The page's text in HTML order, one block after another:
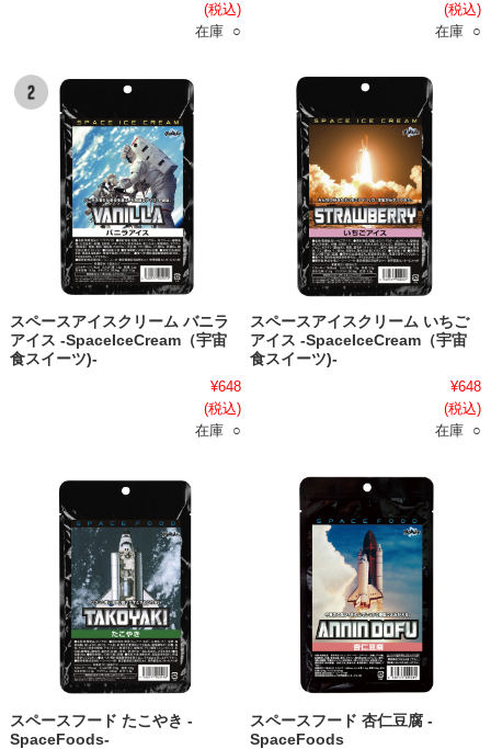
(税込)
在庫 ○
(税込)
在庫 ○
スペースアイスクリーム バニラ
アイス -SpaceIceCream（宇宙
食スイーツ)-
¥648
(税込)
在庫 ○
スペースアイスクリーム いちご
アイス -SpaceIceCream（宇宙
食スイーツ)-
¥648
(税込)
在庫 ○
スペースフード たこやき -
SpaceFoods-
スペースフード 杏仁豆腐 -
SpaceFoods